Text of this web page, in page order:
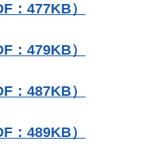
：477KB）
：479KB）
：487KB）
：489KB）